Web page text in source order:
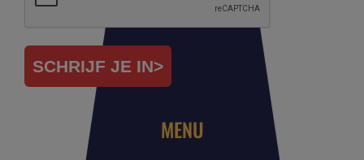
SCHRIJF JE IN>
MENU